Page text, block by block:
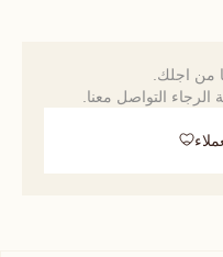
من اجلك.
التواصل معنا.